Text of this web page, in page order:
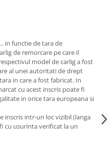
in functie de tara de
de remorcare pe care il
model de carlig a fost
al unei autoritati de drept
in care a fost fabricat. In
cu acest inscris poate fi
in orice tara europeana si
inscris intr-un loc vizibil (langa
cu usurinta verificat la un